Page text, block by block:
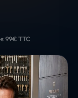
99€ TTC